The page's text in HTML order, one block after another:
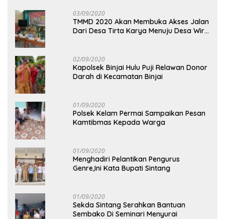
03/09/2020
TMMD 2020 Akan Membuka Akses Jalan
Dari Desa Tirta Karya Menuju Desa Wira
02/09/2020
Kapolsek Binjai Hulu Puji Relawan Donor
Darah di Kecamatan Binjai
01/09/2020
Polsek Kelam Permai Sampaikan Pesan
Kamtibmas Kepada Warga
01/09/2020
Menghadiri Pelantikan Pengurus
Genre,Ini Kata Bupati Sintang
01/09/2020
Sekda Sintang Serahkan Bantuan
Sembako Di Seminari Menyurai